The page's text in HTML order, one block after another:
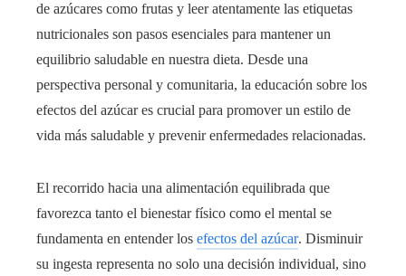
de azúcares como frutas y leer atentamente las etiquetas
nutricionales son pasos esenciales para mantener un
equilibrio saludable en nuestra dieta. Desde una
perspectiva personal y comunitaria, la educación sobre los
efectos del azúcar es crucial para promover un estilo de
vida más saludable y prevenir enfermedades relacionadas.
El recorrido hacia una alimentación equilibrada que
favorezca tanto el bienestar físico como el mental se
fundamenta en entender los efectos del azúcar. Disminuir
su ingesta representa no solo una decisión individual, sino